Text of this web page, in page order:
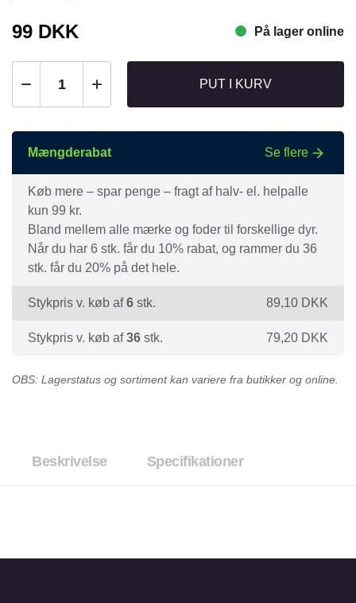
99 DKK På lager online
PUT I KURV
Mængderabat Se flere
Køb mere – spar penge – fragt af halv- el. helpalle
kun 99 kr.
Bland mellem alle mærke og foder til forskellige dyr.
Når du har 6 stk. får du 10% rabat, og rammer du 36
stk. får du 20% på det hele.
Stykpris v. køb af6 stk. 89,10 DKK
Stykpris v. køb af36 stk. 79,20 DKK
OBS: Lagerstatus og sortiment kan variere fra butikker og online.
Beskrivelse Specifikationer